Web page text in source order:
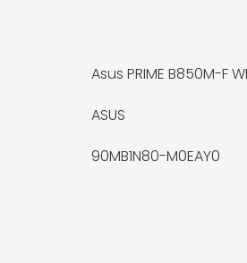
Asus PRIME B850M-F
ASUS
90MB1N80-M0EAY0